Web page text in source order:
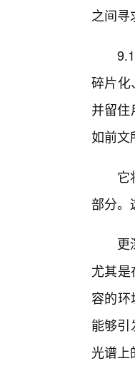
之间寻
碎片化
并留
如前文
它
部分。
更
尤其
容的
能够
光谱上